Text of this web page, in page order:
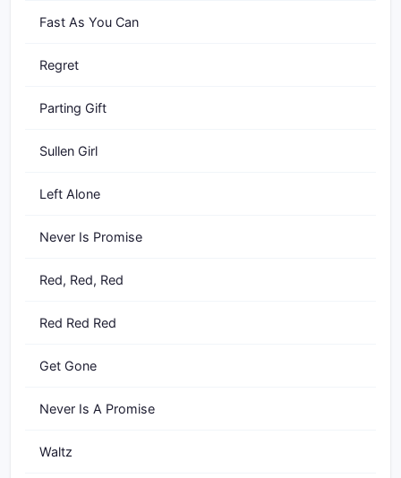
Fast As You Can
Regret
Parting Gift
Sullen Girl
Left Alone
Never Is Promise
Red, Red, Red
Red Red Red
Get Gone
Never Is A Promise
Waltz